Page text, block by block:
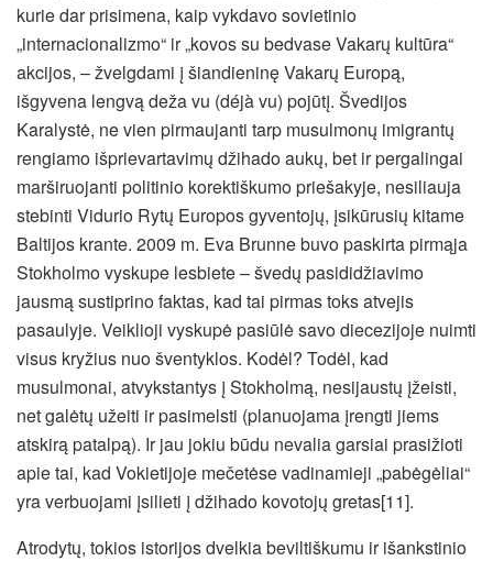
kurie dar prisimena, kaip vykdavo sovietinio
„internacionalizmo“ ir „kovos su bedvase Vakarų kultūra“
akcijos, – žvelgdami į šiandieninę Vakarų Europą,
išgyvena lengvą deža vu (déjà vu) pojūtį. Švedijos
Karalystė, ne vien pirmaujanti tarp musulmonų imigrantų
rengiamo išprievartavimų džihado aukų, bet ir pergalingai
marširuojanti politinio korektiškumo priešakyje, nesiliauja
stebinti Vidurio Rytų Europos gyventojų, įsikūrusių kitame
Baltijos krante. 2009 m. Eva Brunne buvo paskirta pirmąja
Stokholmo vyskupe lesbiete – švedų pasididžiavimo
jausmą sustiprino faktas, kad tai pirmas toks atvejis
pasaulyje. Veiklioji vyskupė pasiūlė savo diecezijoje nuimti
visus kryžius nuo šventyklos. Kodėl? Todėl, kad
musulmonai, atvykstantys į Stokholmą, nesijaustų įžeisti,
net galėtų užeiti ir pasimelsti (planuojama įrengti jiems
atskirą patalpą). Ir jau jokiu būdu nevalia garsiai prasižioti
apie tai, kad Vokietijoje mečetėse vadinamieji „pabėgėliai“
yra verbuojami įsilieti į džihado kovotojų gretas[11].
Atrodytų, tokios istorijos dvelkia beviltiškumu ir išankstinio